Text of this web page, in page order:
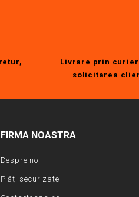
Livrare prin
solicitarea
FIRMA NOASTRA
Despre noi
Plăți securizate